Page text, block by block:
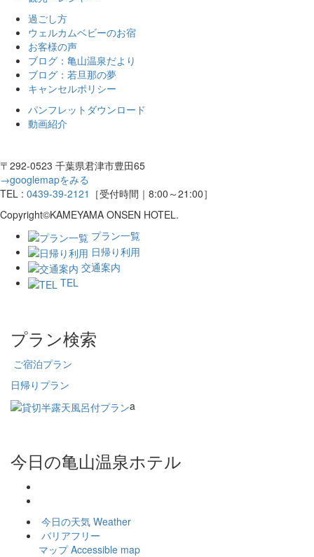
過ごし方
ウェルカムベビーのお宿
お客様の声
ブログ：亀山温泉だより
ブログ：若旦那の夢
キャンセルポリシー
パンフレットダウンロード
動画紹介
〒292-0523 千葉県君津市豊田65
→googlemapをみる
TEL : 0439-39-2121 ［受付時間｜8:00～21:00］
Copyright©KAMEYAMA ONSEN HOTEL.
プラン一覧
日帰り利用
交通案内
TEL
プラン検索
ご宿泊プラン
日帰りプラン
a
今日の亀山温泉ホテル
今日の天気 Weather
バリアフリー
マップ Accessible map